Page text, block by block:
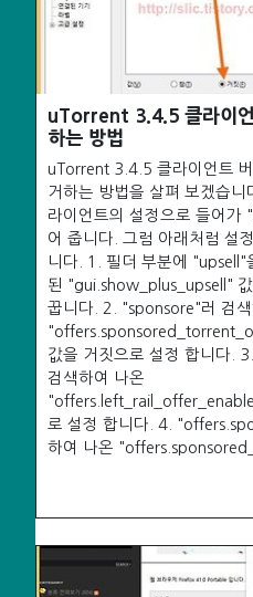
uTorrent 3.4.5 클라이언
하는 방법
uTorrent 3.4.5 클라이언트 버
거하는 방법을 살펴 보겠습니
라이언트의 설정으로 들어가
어 줍니다. 그럼 아래처럼 설
니다. 1. 필더 부분에 "upsell"
된 "gui.show_plus_upsell"
꿉니다. 2. "sponsore"러 검색
값을 거짓으로 설정 합니다.
검색하여 나온
로 설정 합니다. 4.
하여 나온